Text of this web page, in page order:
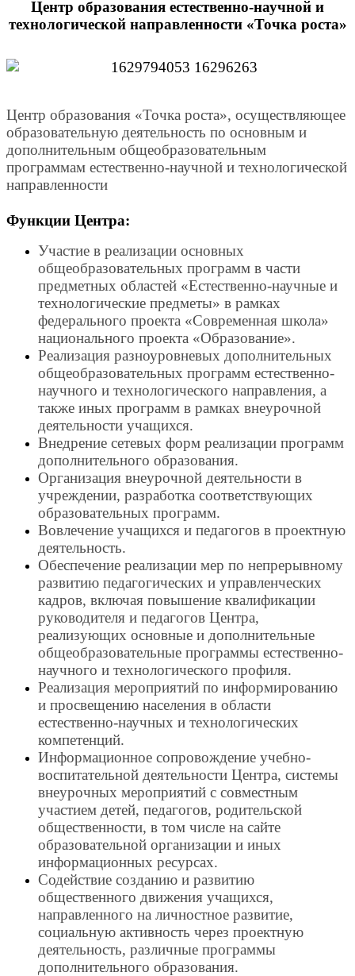
Центр образования естественно-научной и
технологической направленности «Точка роста»
Центр образования «Точка роста», осуществляющее
образовательную деятельность по основным и
дополнительным общеобразовательным
программам естественно-научной и технологической
направленности
Функции Центра:
Участие в реализации основных
общеобразовательных программ в части
предметных областей «Естественно-научные и
технологические предметы» в рамках
федерального проекта «Современная школа»
национального проекта «Образование».
Реализация разноуровневых дополнительных
общеобразовательных программ естественно-
научного и технологического направления, а
также иных программ в рамках внеурочной
деятельности учащихся.
Внедрение сетевых форм реализации программ
дополнительного образования.
Организация внеурочной деятельности в
учреждении, разработка соответствующих
образовательных программ.
Вовлечение учащихся и педагогов в проектную
деятельность.
Обеспечение реализации мер по непрерывному
развитию педагогических и управленческих
кадров, включая повышение квалификации
руководителя и педагогов Центра,
реализующих основные и дополнительные
общеобразовательные программы естественно-
научного и технологического профиля.
Реализация мероприятий по информированию
и просвещению населения в области
естественно-научных и технологических
компетенций.
Информационное сопровождение учебно-
воспитательной деятельности Центра, системы
внеурочных мероприятий с совместным
участием детей, педагогов, родительской
общественности, в том числе на сайте
образовательной организации и иных
информационных ресурсах.
Содействие созданию и развитию
общественного движения учащихся,
направленного на личностное развитие,
социальную активность через проектную
деятельность, различные программы
дополнительного образования.